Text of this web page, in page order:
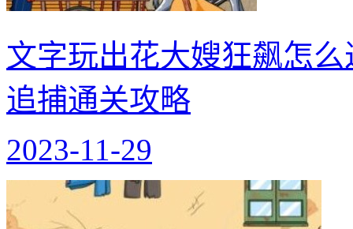
文字玩出花大嫂狂飙怎
追捕通关攻略
2023-11-29